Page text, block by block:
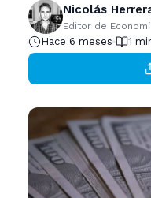
Nicolás
Editor de
Hace 6 meses 1